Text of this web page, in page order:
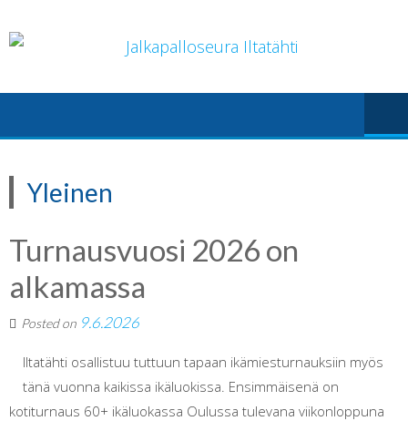
to
Yleinen
Turnausvuosi 2026 on
alkamassa
Posted on 9.6.2026
Iltatähti osallistuu tuttuun tapaan ikämiesturnauksiin myös
tänä vuonna kaikissa ikäluokissa. Ensimmäisenä on
kotiturnaus 60+ ikäluokassa Oulussa tulevana viikonloppuna